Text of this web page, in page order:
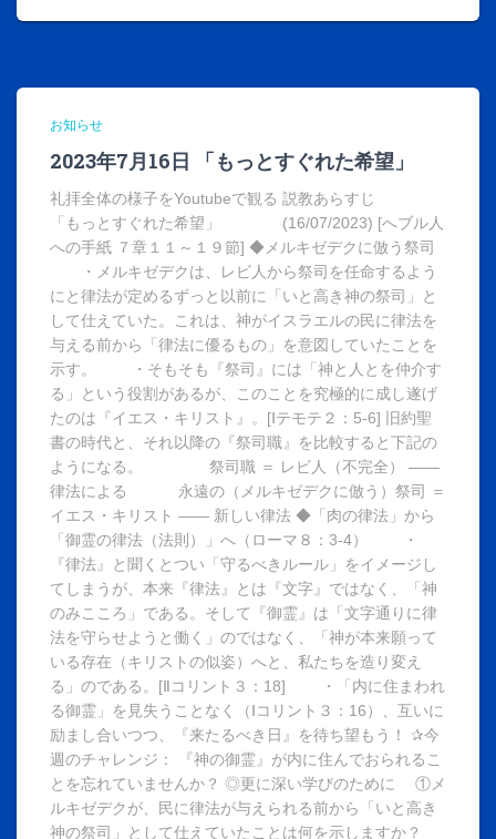
お知らせ
2023年7月16日 「もっとすぐれた希望」
礼拝全体の様子をYoutubeで観る 説教あらすじ
「もっとすぐれた希望」 (16/07/2023) [へブル人
への手紙 ７章１１～１９節] ◆メルキゼデクに倣う祭司
・メルキゼデクは、レビ人から祭司を任命するよう
にと律法が定めるずっと以前に「いと高き神の祭司」と
して仕えていた。これは、神がイスラエルの民に律法を
与える前から「律法に優るもの」を意図していたことを
示す。 ・そもそも『祭司』には「神と人とを仲介す
る」という役割があるが、このことを究極的に成し遂げ
たのは『イエス・キリスト』。[Ⅰテモテ２：5-6] 旧約聖
書の時代と、それ以降の『祭司職』を比較すると下記の
ようになる。 祭司職 ＝ レビ人（不完全） ――
律法による 永遠の（メルキゼデクに倣う）祭司 ＝
イエス・キリスト ―― 新しい律法 ◆「肉の律法」から
「御霊の律法（法則）」へ（ローマ８：3-4） ・
『律法』と聞くとつい「守るべきルール」をイメージし
てしまうが、本来『律法』とは『文字』ではなく、「神
のみこころ」である。そして『御霊』は「文字通りに律
法を守らせようと働く」のではなく、「神が本来願って
いる存在（キリストの似姿）へと、私たちを造り変え
る」のである。[Ⅱコリント３：18] ・「内に住まわれ
る御霊」を見失うことなく（Ⅰコリント３：16）、互いに
励まし合いつつ、『来たるべき日』を待ち望もう！ ✰今
週のチャレンジ： 『神の御霊』が内に住んでおられるこ
とを忘れていませんか？ ◎更に深い学びのために ①メ
ルキゼデクが、民に律法が与えられる前から「いと高き
神の祭司」として仕えていたことは何を示しますか？